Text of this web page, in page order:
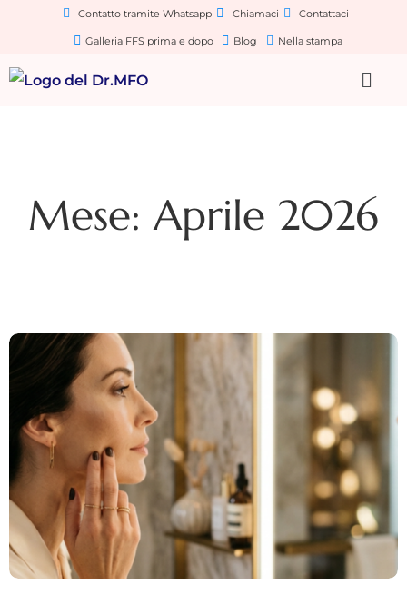
Contatto tramite Whatsapp Chiamaci Contattaci
Galleria FFS prima e dopo Blog Nella stampa
Mese: Aprile 2026